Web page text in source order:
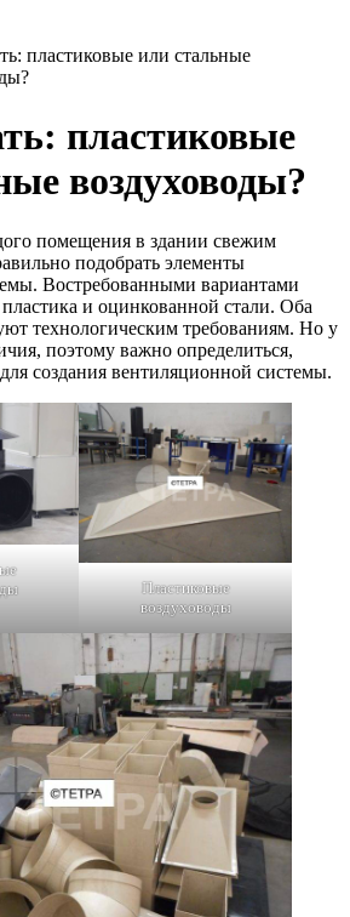
пластиковые или стальные
пластиковые
воздуховоды?
помещения в здании свежим
подобрать элементы
Востребованными вариантами
и оцинкованной стали. Оба
технологическим требованиям. Но у
поэтому важно определиться,
создания вентиляционной системы.
Пластиковые
воздуховоды